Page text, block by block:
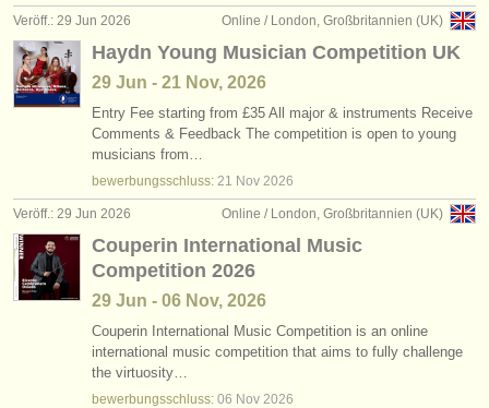
Online / London, Großbritannien (UK)
Veröff.: 29 Jun 2026
Haydn Young Musician Competition UK
29 Jun - 21 Nov, 2026
Entry Fee starting from £35 All major & instruments Receive
Comments & Feedback The competition is open to young
musicians from…
bewerbungsschluss: 21 Nov 2026
Online / London, Großbritannien (UK)
Veröff.: 29 Jun 2026
Couperin International Music
Competition 2026
29 Jun - 06 Nov, 2026
Couperin International Music Competition is an online
international music competition that aims to fully challenge
the virtuosity…
bewerbungsschluss: 06 Nov 2026